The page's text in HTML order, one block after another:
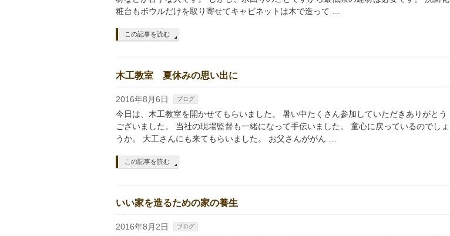
粧台もボウルだけを取り寄せてキャビネットは木で造って …
この記事を読む
木工教室 夏休みの思い出に
2016年8月6日 ブログ
今日は、木工教室を開かせてもらいました。 暑い中たくさん参加していただきありがとう
ございました。 当社の現場監督も一緒になって手伝いました。 童心に戻っているのでしょ
うか。 大工さんにも来てもらいました。 お父さんががん …
この記事を読む
いい家を造るための家の養生
2016年8月2日 ブログ